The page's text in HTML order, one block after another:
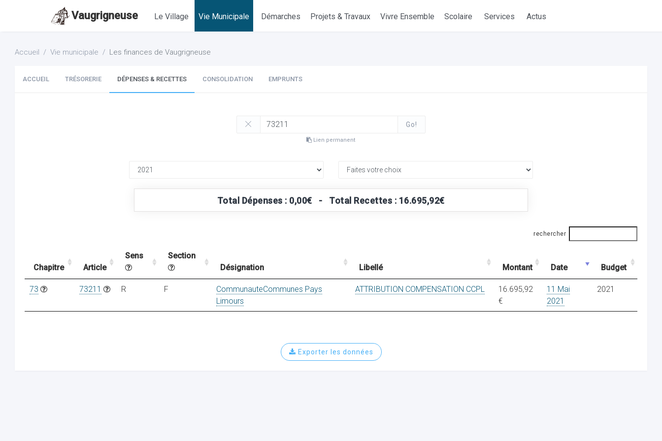
Vaugrigneuse Le Village Vie Municipale Démarches Projets & Travaux Vivre Ensemble Scolaire Services Actus
Accueil Vie municipale Les finances de Vaugrigneuse
ACCUEIL TRÉSORERIE DÉPENSES & RECETTES CONSOLIDATION EMPRUNTS
Go!
Lien permanent
Total Dépenses : 0,00€ - Total Recettes : 16.695,92€
rechercher
Chapitre Article
Sens
Section
Désignation
Libellé Montant Date Budget
73 73211 R F
CommunauteCommunes Pays
Limours
ATTRIBUTION COMPENSATION CCPL
16.695,92
€
11 Mai
2021
2021
Exporter les données